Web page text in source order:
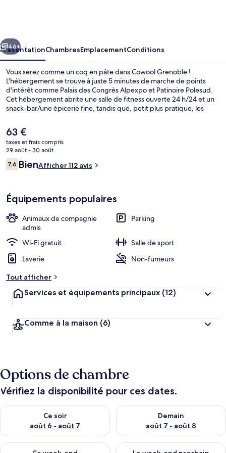
Suivant
46+
PrésentationChambresEmplacementConditions
Vous serez comme un coq en pâte dans Cowool Grenoble !
L'hébergement se trouve à juste 5 minutes de marche de points
d'intérêt comme Palais des Congrès Alpexpo et Patinoire Polesud.
Cet hébergement abrite une salle de fitness ouverte 24 h/24 et un
snack-bar/une épicerie fine, tandis que, petit plus pratique, les
Quelques minutes de marche seulement séparent l'hébergement
des transports publics : Arrêt de tram Grand'Place est accessible en
quelques foulées et Arrêt de tram Polesud-Alpexpo se situe à 3 min
à pied.
Le
prix
actuel
est
de
63 €
taxes et frais compris
29 août - 30 août
Avis
voyageurs
7,67,6 sur 10
BienAfficher 112 avis
Équipements populaires
Animaux de compagnie
admis
Parking
Wi-Fi gratuit
Salle de sport
Laverie
Non-fumeurs
Tout afficher
Services et équipements principaux (12)
Comme à la maison (6)
Options de chambre
Vérifiez la disponibilité pour ces dates.
Ce soir
août 6 - août 7
Vérifier la disponibilité pour ce soir août 6 - août 7
Demain
août 7 - août 8
Vérifier la disponibilité pour
Vérifier la disponibilité pour ce week-end août 7 - août 9
Vérifier la disponibilité pour